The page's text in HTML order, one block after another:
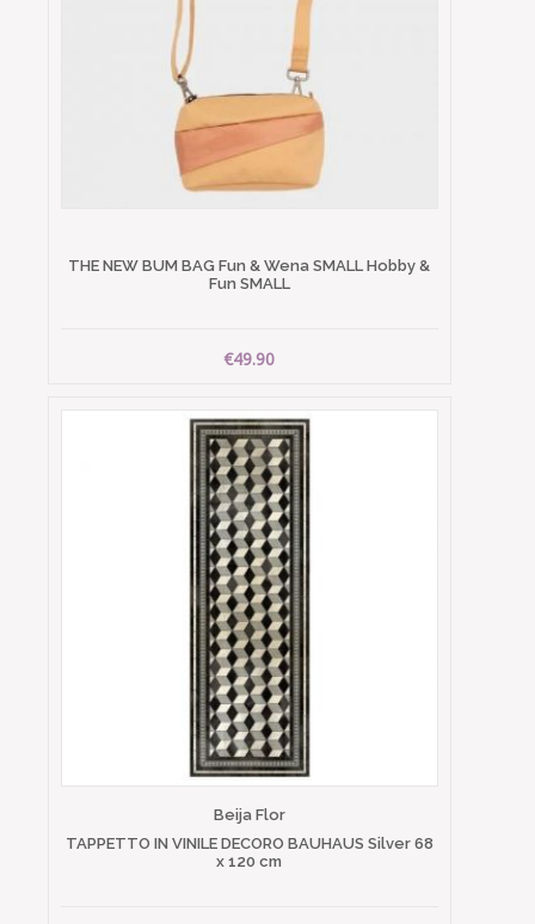
THE NEW BUM BAG Fun & Wena SMALL Hobby &
Fun SMALL
€49.90
Beija Flor
TAPPETTO IN VINILE DECORO BAUHAUS Silver 68
x 120 cm